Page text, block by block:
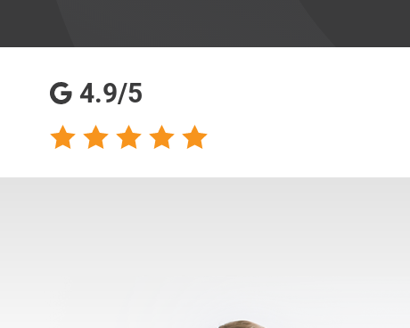
4.9/5
avec les consultantes